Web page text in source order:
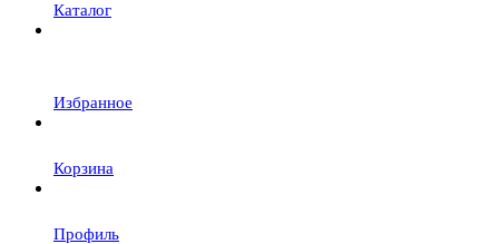
Каталог
Избранное
Корзина
Профиль